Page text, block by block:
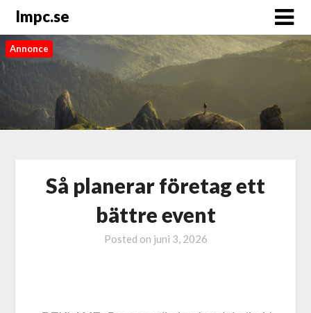
Impc.se
Annonce
Så planerar företag ett
bättre event
Posted on juni 3, 2026